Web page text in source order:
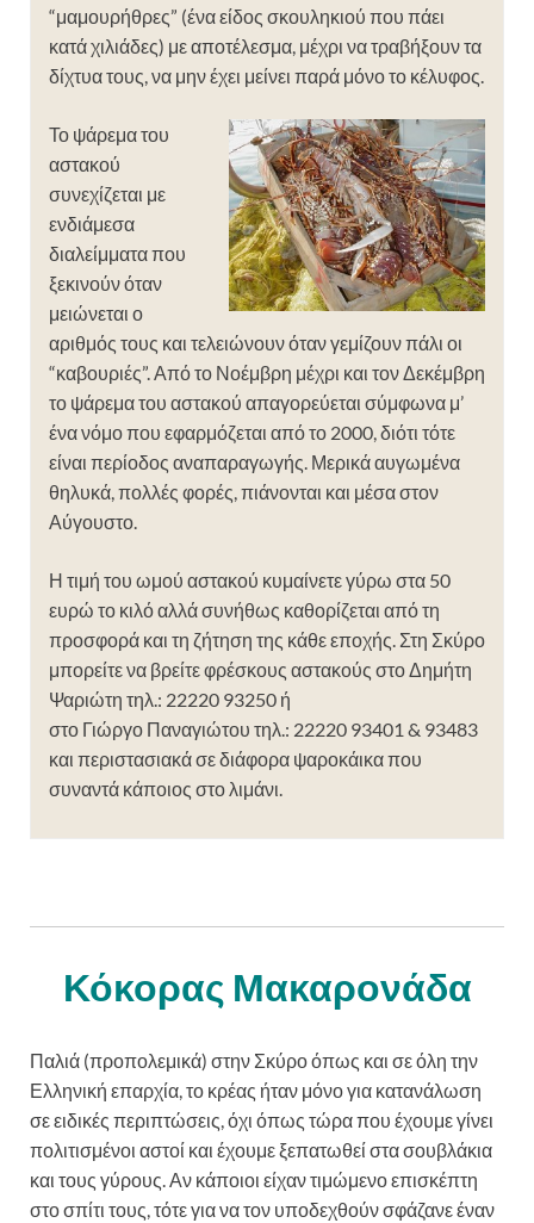
“μαμουρήθρες” (ένα είδος σκουληκιού που πάει
κατά χιλιάδες) με αποτέλεσμα, μέχρι να τραβήξουν τα
δίχτυα τους, να μην έχει μείνει παρά μόνο το κέλυφος.
Το ψάρεμα του
αστακού
συνεχίζεται με
ενδιάμεσα
διαλείμματα που
ξεκινούν όταν
μειώνεται ο
αριθμός τους και τελειώνουν όταν γεμίζουν πάλι οι
“καβουριές”. Από το Νοέμβρη μέχρι και τον Δεκέμβρη
το ψάρεμα του αστακού απαγορεύεται σύμφωνα μ’
ένα νόμο που εφαρμόζεται από το 2000, διότι τότε
είναι περίοδος αναπαραγωγής. Μερικά αυγωμένα
θηλυκά, πολλές φορές, πιάνονται και μέσα στον
Αύγουστο.
Η τιμή του ωμού αστακού κυμαίνετε γύρω στα 50
ευρώ το κιλό αλλά συνήθως καθορίζεται από τη
προσφορά και τη ζήτηση της κάθε εποχής. Στη Σκύρο
μπορείτε να βρείτε φρέσκους αστακούς στο Δημήτη
Ψαριώτη τηλ.: 22220 93250 ή
στο Γιώργο Παναγιώτου τηλ.: 22220 93401 & 93483
και περιστασιακά σε διάφορα ψαροκάικα που
συναντά κάποιος στο λιμάνι.
Κόκορας Μακαρονάδα
Παλιά (προπολεμικά) στην Σκύρο όπως και σε όλη την
Ελληνική επαρχία, το κρέας ήταν μόνο για κατανάλωση
σε ειδικές περιπτώσεις, όχι όπως τώρα που έχουμε γίνει
πολιτισμένοι αστοί και έχουμε ξεπατωθεί στα σουβλάκια
και τους γύρους. Αν κάποιοι είχαν τιμώμενο επισκέπτη
στο σπίτι τους, τότε για να τον υποδεχθούν σφάζανε έναν